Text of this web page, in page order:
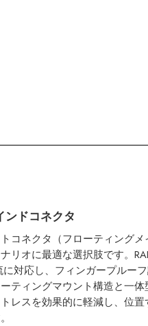
ドコネクタ
コネクタ（フローティング
リオに最適な選択肢です。
対応し、フィンガープルー
ティングマウント構造と一
レスを効果的に軽減し、位